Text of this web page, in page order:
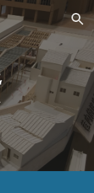
Skip to navigation